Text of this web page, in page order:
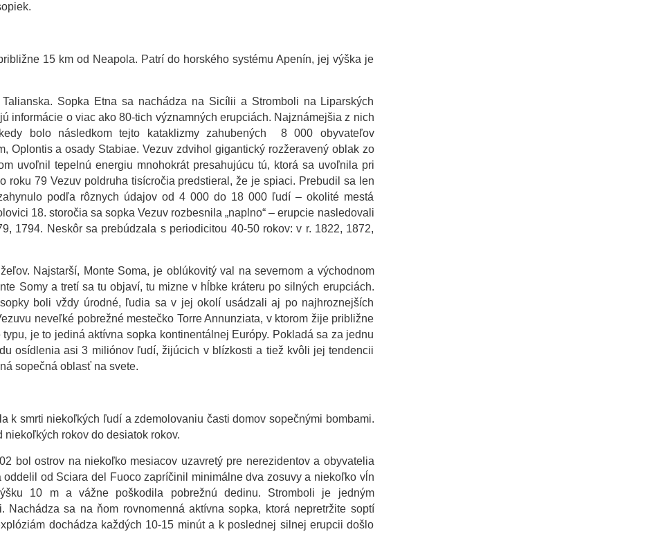
15 km od Neapola. Patrí do horského systému Apenín, jej výška je
Sopka Etna sa nachádza na Sicílii a Stromboli na Liparských
informácie o viac ako 80-tich významných erupciách. Najznámejšia z nich
bolo následkom tejto kataklizmy zahubených 8 000 obyvateľov
Oplontis a osady Stabiae. Vezuv zdvihol gigantický rozžeravený oblak zo
uvoľnil tepelnú energiu mnohokrát presahujúcu tú, ktorá sa uvoľnila pri
roku 79 Vezuv poldruha tisícročia predstieral, že je spiaci. Prebudil sa len
podľa rôznych údajov od 4 000 do 18 000 ľudí – okolité mestá
18. storočia sa sopka Vezuv rozbesnila „naplno“ – erupcie nasledovali
1794. Neskôr sa prebúdzala s periodicitou 40-50 rokov: v r. 1822, 1872,
Najstarší, Monte Soma, je oblúkovitý val na severnom a východnom
Somy a tretí sa tu objaví, tu mizne v hĺbke kráteru po silných erupciách.
boli vždy úrodné, ľudia sa v jej okolí usádzali aj po najhroznejších
neveľké pobrežné mestečko Torre Annunziata, v ktorom žije približne
je to jediná aktívna sopka kontinentálnej Európy. Pokladá sa za jednu
osídlenia asi 3 miliónov ľudí, žijúcich v blízkosti a tiež kvôli jej tendencii
sopečná oblasť na svete.
k smrti niekoľkých ľudí a zdemolovaniu časti domov sopečnými bombami.
niekoľkých rokov do desiatok rokov.
bol ostrov na niekoľko mesiacov uzavretý pre nerezidentov a obyvatelia
oddelil od Sciara del Fuoco zapríčinil minimálne dva zosuvy a niekoľko vĺn
10 m a vážne poškodila pobrežnú dedinu. Stromboli je jedným
Nachádza sa na ňom rovnomenná aktívna sopka, ktorá nepretržite soptí
dochádza každých 10-15 minút a k poslednej silnej erupcii došlo